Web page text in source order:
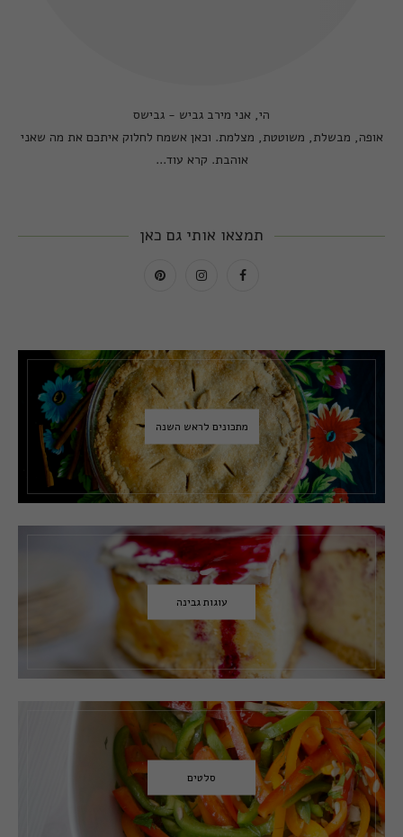
הי, אני מירב גביש - גבישס
אופה, מבשלת, משוטטת, מצלמת. וכאן אשמח לחלוק איתכם את מה שאני
אוהבת. קרא עוד...
תמצאו אותי גם כאן
מתכונים לראש השנה
עוגות גבינה
סלטים